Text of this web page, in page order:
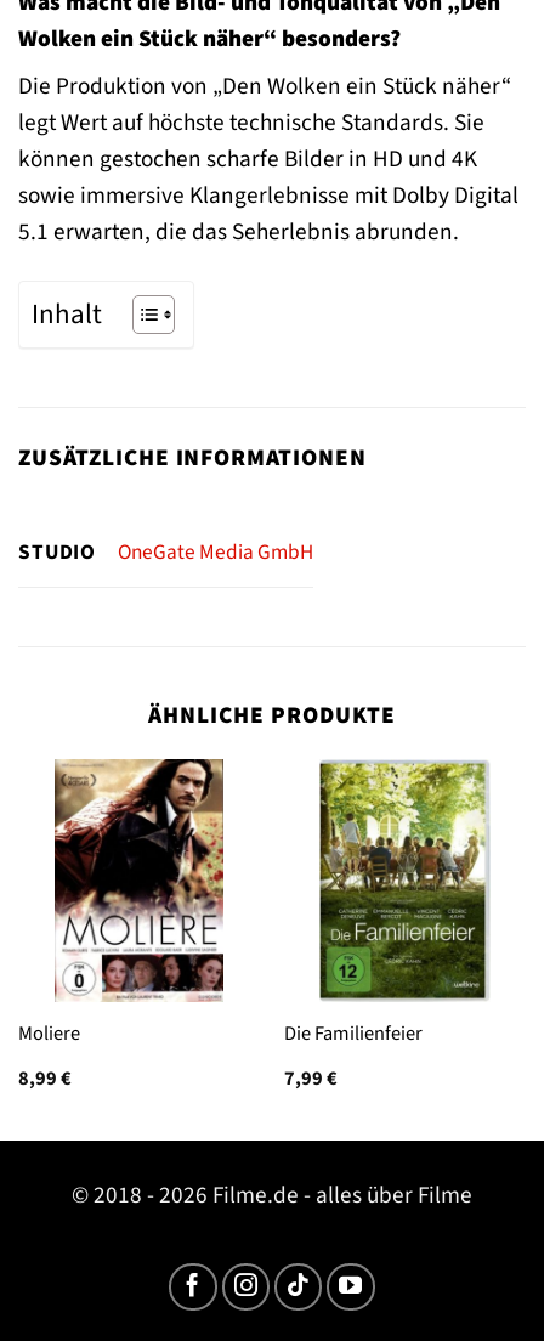
Wolken ein Stück näher“ besonders?
Die Produktion von „Den Wolken ein Stück näher“
legt Wert auf höchste technische Standards. Sie
können gestochen scharfe Bilder in HD und 4K
sowie immersive Klangerlebnisse mit Dolby Digital
5.1 erwarten, die das Seherlebnis abrunden.
Inhalt
ZUSÄTZLICHE INFORMATIONEN
STUDIO OneGate Media GmbH
ÄHNLICHE PRODUKTE
Moliere
8,99€
Die Familienfeier
7,99€
© 2018 - 2026 Filme.de - alles über Filme